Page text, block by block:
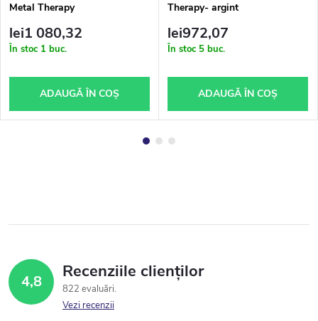
Metal Therapy
lei1 080,32
În stoc 1 buc.
ADAUGĂ ÎN COŞ
Therapy- argint
lei972,07
În stoc 5 buc.
ADAUGĂ ÎN COŞ
4,8 Recenziile clienților
822 evaluări
Vezi recenzii